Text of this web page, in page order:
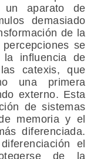
un aparato de
demasiado
de la
se
la influencia de
catexis, que
una primera
externo. Esta
de sistemas
memoria y el
diferenciada.
el
de la